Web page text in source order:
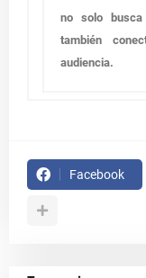
no solo
también
audiencia.
Facebook